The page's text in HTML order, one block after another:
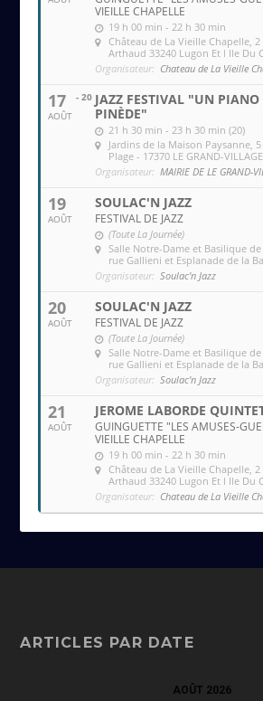
VIEILLE CHAPELLE
19 h 00 min - 22 h 30 min
Château de La Vieille Chapelle,
Arthaud 33240 Lugon Et l Ile Du
Organisateur: Chateau de La Vieille
17
AOÛT
- 20 JAZZ FESTIVAL "UN
PINÈDE"
21 h 30 min - 23 h 30 min (20)
Jardins de la Maison Paysanne,
Plage - 17370 LE GRAND-
Organisateur: MAIRIE DE LE GRAND-
19
AOÛT
SOULAC'N JAZZ
FESTIVAL DE JAZZ
(Toute La Journée)
Salle Notre-Dame et Basilique
rue Gallieni et Esplanade de la
Organisateur: Soulac'n Jazz
20
AOÛT
SOULAC'N JAZZ
FESTIVAL DE JAZZ
(Toute La Journée)
Salle Notre-Dame et Basilique
rue Gallieni et Esplanade de la
Organisateur: Soulac'n Jazz
21
AOÛT
JEROME LABORDE
GUINGUETTE "LES AMUSES-
VIEILLE CHAPELLE
19 h 00 min - 22 h 30 min
Château de La Vieille Chapelle,
Arthaud 33240 Lugon Et l Ile Du
Organisateur: Chateau de La Vieille
ARTICLES PAR DATE
AOÛT 2026